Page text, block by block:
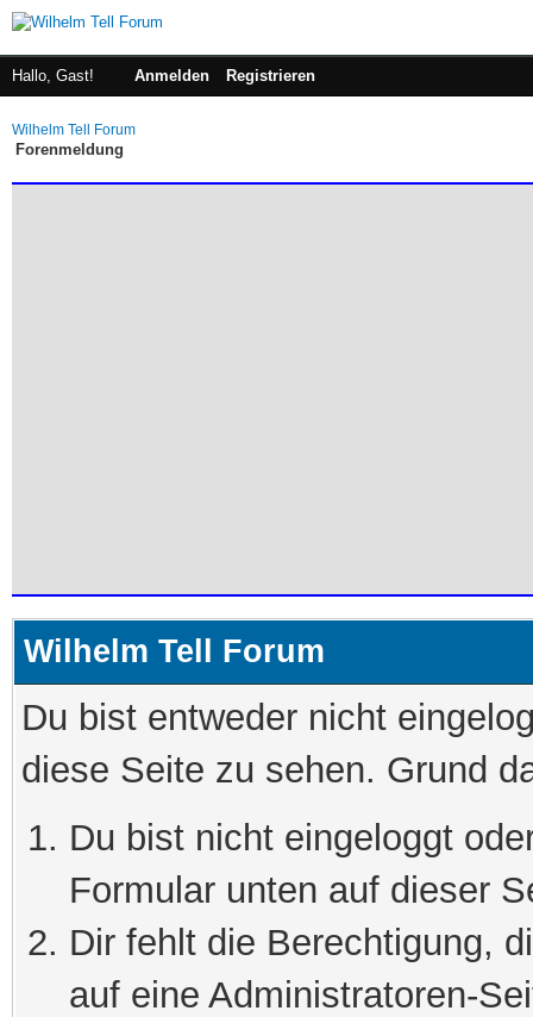
Hallo, Gast! Anmelden Registrieren
Wilhelm Tell Forum
Forenmeldung
Wilhelm Tell Forum
Du bist entweder nicht
diese Seite zu sehen. Grund
Du bist nicht eingeloggt
Formular unten auf dieser
Dir fehlt die Berechtigung,
auf eine Administratoren-